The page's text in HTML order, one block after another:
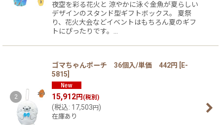
夜空を彩る花火と 涼やかに泳ぐ金魚が夏らしい
デザインのスタンド型ギフトボックス。 夏祭
り、花火大会などイベントはもちろん夏のギフ
トにぴったりです。…
2
ゴマちゃんポーチ 36個入/単価 442円
E-
5815
15,912円 (税別)
(税込: 17,503円)
在庫あり